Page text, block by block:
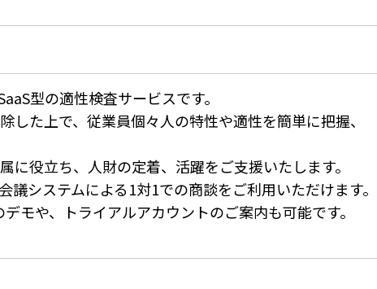
型の適性検査サービスです。
た上で、従業員個々人の特性や適性を簡単に把握、
役立ち、人財の定着、活躍をご支援いたします。
システムによる1対1での商談をご利用いただけます。
モや、トライアルアカウントのご案内も可能です。